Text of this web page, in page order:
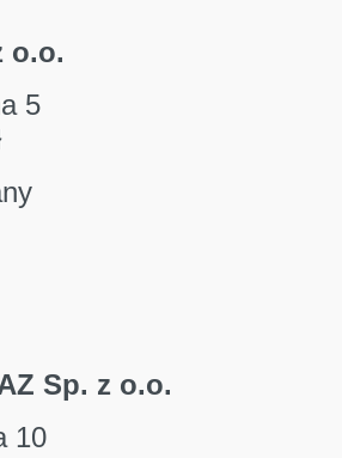
o.o.
5
Bielany
Sp. z o.o.
10